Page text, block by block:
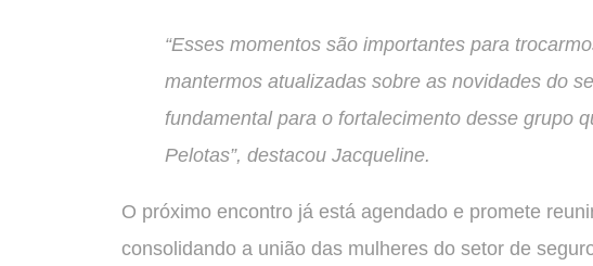
“Esses momentos são importantes para
mantermos atualizadas sobre as novidades do
fundamental para o fortalecimento desse grupo
Pelotas”, destacou Jacqueline.
O próximo encontro já está agendado e promete
consolidando a união das mulheres do setor de